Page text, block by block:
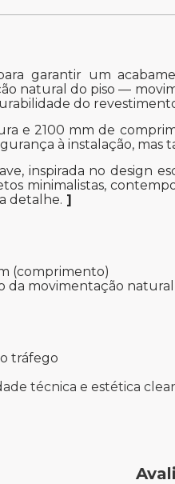
garantir um
natural do piso —
do
e 2100 mm de
à instalação,
inspirada no design
minimalistas,
detalhe. ]
(comprimento)
da movimentação
tráfego
técnica e estética